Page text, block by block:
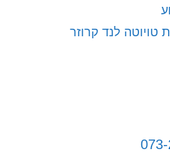
טויוטה לנד קרוזר